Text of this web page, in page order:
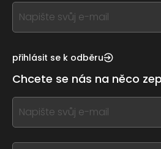
If
you
this,
this
form
field
blank
přihlásit se k odběru
Chcete se nás na něco
If
you